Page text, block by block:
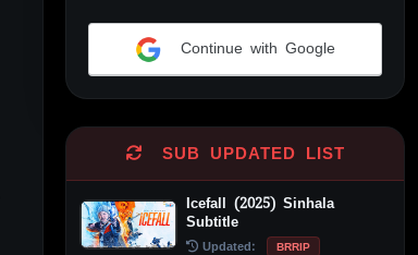
Continue with Google
SUB UPDATED LIST
Icefall (2025) Sinhala
Subtitle
Updated: BRRIP